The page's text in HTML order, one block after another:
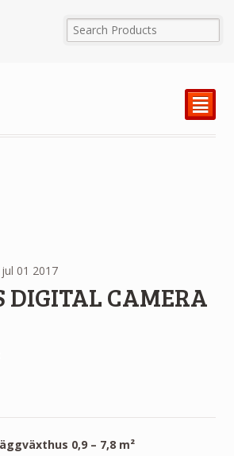
²
jul 01 2017
DIGITAL CAMERA
0,9 – 7,8 m²